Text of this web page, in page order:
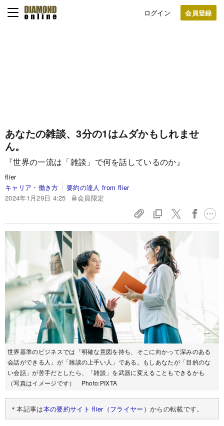
ログイン
あなたの雑談、3分の1はムダかもしれませ
ん。
『世界の一流は「雑談」で何を話しているのか』
flier
キャリア・働き方
要約の達人 from flier
2024年1月29日 4:25
会員限定
世界基準のビジネスでは「明確な意図を持ち、そこに向かって深みのある
会話ができる人」が「雑談の上手い人」である。もしあなたが「目的のな
い会話」が苦手だとしたら、「雑談」を武器に変えることもできるかも
（写真はイメージです） Photo:PIXTA
＊本記事は本の要約サイト flier（フライヤー）からの転載です。